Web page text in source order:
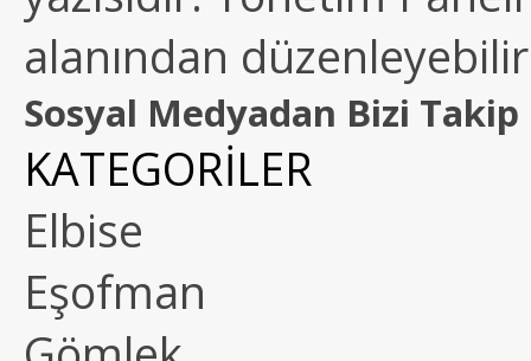
alanından
Sosyal Medyadan Bizi Takip
KATEGORİLER
Elbise
Eşofman